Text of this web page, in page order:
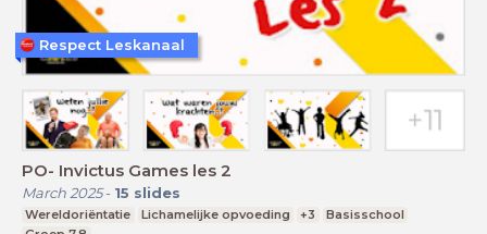
PO- Invictus Games les 2
March 2025- 15 slides
Wereldoriëntatie Lichamelijke opvoeding +3
Basisschool
Respect Leskanaal